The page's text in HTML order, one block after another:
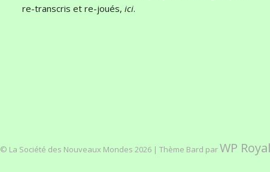
re-transcris et re-joués,ici.
© La Société des Nouveaux Mondes 2026 | Thème Bard parWP Royal